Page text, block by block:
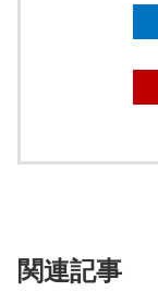
関連記事